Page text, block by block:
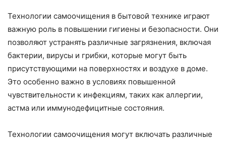
Технологии самоочищения в бытовой технике играют
важную роль в повышении гигиены и безопасности. Они
позволяют устранять различные загрязнения, включая
бактерии, вирусы и грибки, которые могут быть
присутствующими на поверхностях и воздухе в доме.
Это особенно важно в условиях повышенной
чувствительности к инфекциям, таких как аллергии,
астма или иммунодефицитные состояния.
Технологии самоочищения могут включать различные